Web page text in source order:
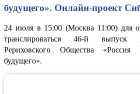
будущего». Онлайн-проект
24 июля в 15:00 (Москва 11:00) для
транслироваться 46-й выпуск
Рериховского Общества
будущего».